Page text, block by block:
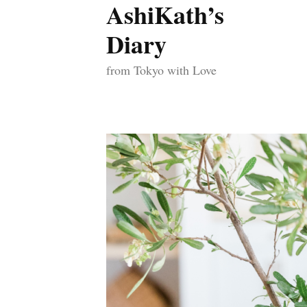
コ
テ
ン
ス
キ
ッ
プ
AshiKath’s
Diary
from Tokyo with Love